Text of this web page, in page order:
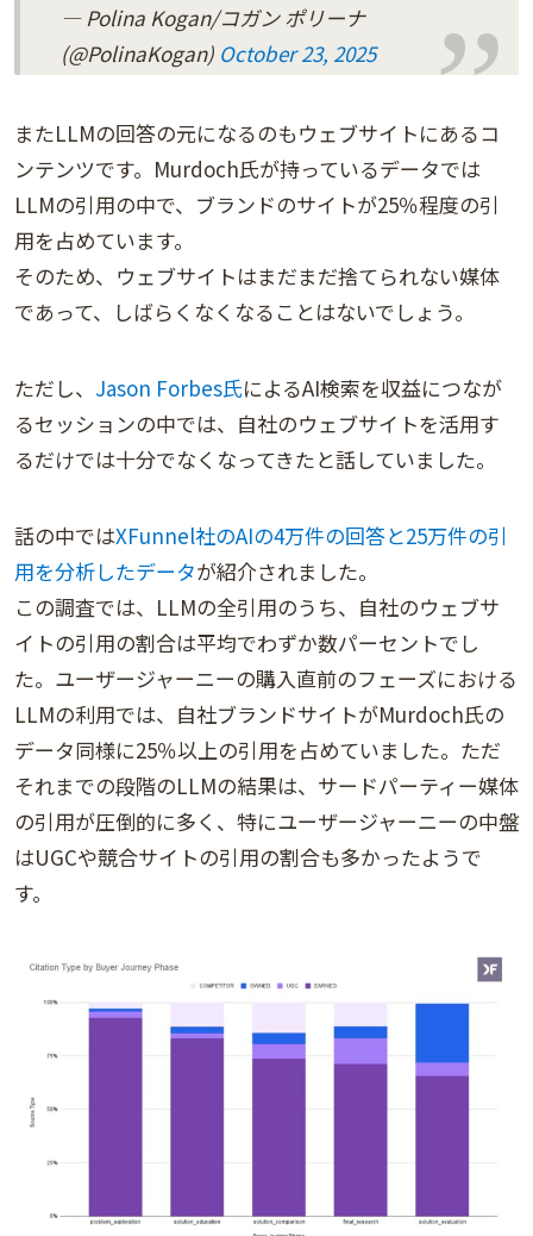
— Polina Kogan/コガン ポリーナ
(@PolinaKogan) October 23, 2025
またLLMの回答の元になるのもウェブサイトにあるコ
ンテンツです。Murdoch氏が持っているデータでは
LLMの引用の中で、ブランドのサイトが25％程度の引
用を占めています。
そのため、ウェブサイトはまだまだ捨てられない媒体
であって、しばらくなくなることはないでしょう。
ただし、 Jason Forbes氏によるAI検索を収益につなが
るセッションの中では、自社のウェブサイトを活用す
るだけでは十分でなくなってきたと話していました。
話の中ではXFunnel社のAIの4万件の回答と25万件の引
用を分析したデータが紹介されました。
この調査では、LLMの全引用のうち、自社のウェブサ
イトの引用の割合は平均でわずか数パーセントでし
た。ユーザージャーニーの購入直前のフェーズにおける
LLMの利用では、自社ブランドサイトがMurdoch氏の
データ同様に25％以上の引用を占めていました。ただ
それまでの段階のLLMの結果は、サードパーティー媒体
の引用が圧倒的に多く、特にユーザージャーニーの中盤
はUGCや競合サイトの引用の割合も多かったようで
す。